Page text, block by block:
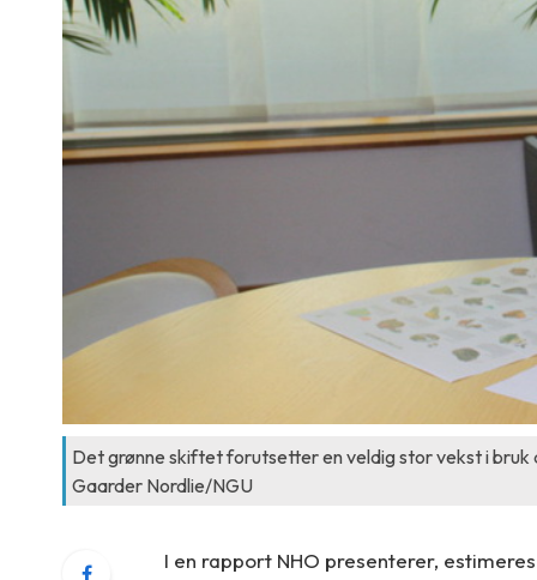
Det grønne skiftet forutsetter en veldig stor vekst i bruk
Gaarder Nordlie/NGU
I en rapport NHO presenterer,